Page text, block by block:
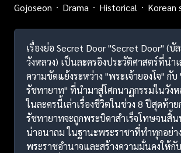
Gojoseon
Drama Historical Korean
เรื่องย่อ Secret Door "Secret Door" (บั
วังหลวง) เป็นละครอิงประวัติศาสตร์ที่นำเ
ความขัดแย้งระหว่าง "พระเจ้ายองโจ" กับ
รัชทายาท" ที่นำมาสู่โศกนาฏกรรมในวังห
ในละครนี้เล่าเรื่องชีวิตในช่วง 8 ปีสุดท้า
รัชทายาทจะถูกพระบิดาสำเร็จโทษจนสิ้
น่าอนาถม ในฐานะพระราชาที่ทำทุกอย่า
พระราชอำนาจและสร้างความมั่นคงให้กั